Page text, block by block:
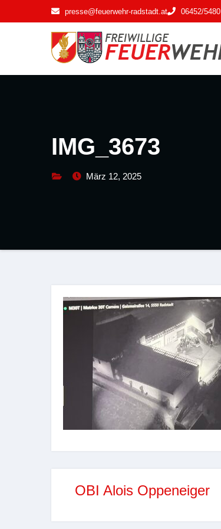
Inhalt
presse@feuerwehr-radstadt.at 06452/5480
IMG_3673
März 12, 2025
OBI Alois Oppeneiger